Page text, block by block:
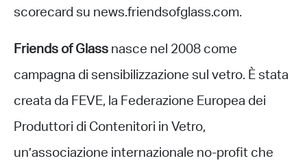
scorecard su news.friendsofglass.com.
Friends of Glass nasce nel 2008 come
campagna di sensibilizzazione sul vetro. È stata
creata da FEVE, la Federazione Europea dei
Produttori di Contenitori in Vetro,
un’associazione internazionale no-profit che